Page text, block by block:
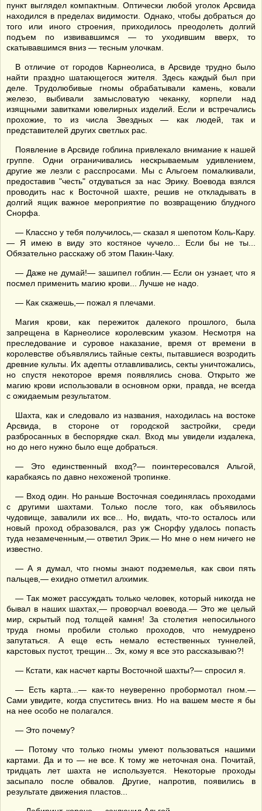
пункт выглядел компактным. Оптически любой уголок Арсвида
находился в пределах видимости. Однако, чтобы добраться до
того или иного строения, приходилось преодолеть долгий
подъем по извивавшимся — то уходившим вверх, то
скатывавшимся вниз — тесным улочкам.
В отличие от городов Карнеолиса, в Арсвиде трудно было
найти праздно шатающегося жителя. Здесь каждый был при
деле. Трудолюбивые гномы обрабатывали камень, ковали
железо, выбивали замысловатую чеканку, корпели над
изящными завитками ювелирных изделий. Если и встречались
прохожие, то из числа Звездных — как людей, так и
представителей других светлых рас.
Появление в Арсвиде гоблина привлекало внимание к нашей
группе. Одни ограничивались нескрываемым удивлением,
другие же лезли с расспросами. Мы с Альгоем помалкивали,
предоставив "честь" отдуваться за нас Эрику. Воевода взялся
проводить нас к Восточной шахте, решив не откладывать в
долгий ящик важное мероприятие по возвращению блудного
Снорфа.
— Классно у тебя получилось,— сказал я шепотом Коль-Кару.
— Я имею в виду это костяное чучело... Если бы не ты...
Обязательно расскажу об этом Пакин-Чаку.
— Даже не думай!— зашипел гоблин.— Если он узнает, что я
посмел применить магию крови... Лучше не надо.
— Как скажешь,— пожал я плечами.
Магия крови, как пережиток далекого прошлого, была
запрещена в Карнеолисе королевским указом. Несмотря на
преследование и суровое наказание, время от времени в
королевстве объявлялись тайные секты, пытавшиеся возродить
древние культы. Их адепты отлавливались, секты уничтожались,
но спустя некоторое время появлялись снова. Открыто же
магию крови использовали в основном орки, правда, не всегда
с ожидаемым результатом.
Шахта, как и следовало из названия, находилась на востоке
Арсвида, в стороне от городской застройки, среди
разбросанных в беспорядке скал. Вход мы увидели издалека,
но до него нужно было еще добраться.
— Это единственный вход?— поинтересовался Альгой,
карабкаясь по давно нехоженой тропинке.
— Вход один. Но раньше Восточная соединялась проходами
с другими шахтами. Только после того, как объявилось
чудовище, завалили их все... Но, видать, что-то осталось или
новый проход образовался, раз уж Снорфу удалось попасть
туда незамеченным,— ответил Эрик.— Но мне о нем ничего не
известно.
— А я думал, что гномы знают подземелья, как свои пять
пальцев,— ехидно отметил алхимик.
— Так может рассуждать только человек, который никогда не
бывал в наших шахтах,— проворчал воевода.— Это же целый
мир, скрытый под толщей камня! За столетия непосильного
труда гномы пробили столько проходов, что немудрено
запутаться. А еще есть немало естественных туннелей,
карстовых пустот, трещин... Эх, кому я все это рассказываю?!
— Кстати, как насчет карты Восточной шахты?— спросил я.
— Есть карта...— как-то неуверенно пробормотал гном.—
Сами увидите, когда спуститесь вниз. Но на вашем месте я бы
на нее особо не полагался.
— Это почему?
— Потому что только гномы умеют пользоваться нашими
картами. Да и то — не все. К тому же неточная она. Почитай,
тридцать лет шахта не используется. Некоторые проходы
засыпало после обвалов. Другие, напротив, появились в
результате движения пластов...